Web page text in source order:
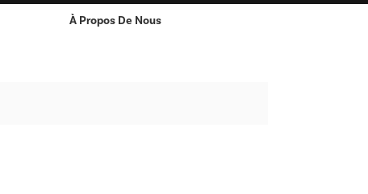
À Propos De Nous